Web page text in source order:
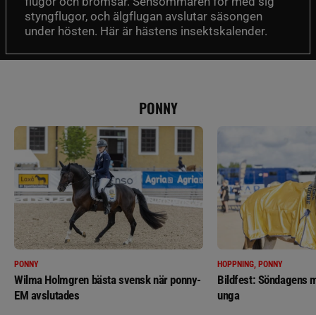
styngflugor, och älgflugan avslutar säsongen
under hösten. Här är hästens insektskalender.
PONNY
PONNY
Wilma Holmgren bästa svensk när ponny-
EM avslutades
HOPPNING, PONNY
Bildfest: Söndagens
unga